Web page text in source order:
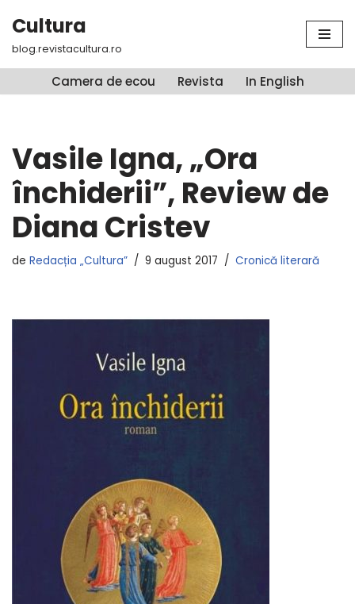
Sari
conținut
Cultura
blog.revistacultura.ro
Camera de ecou Revista In English
Vasile Igna, „Ora
închiderii”, Review de
Diana Cristev
de Redacția „Cultura” 9 august 2017 Cronică literară